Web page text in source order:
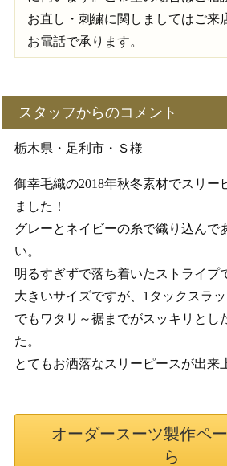
お直し・刺繍に関しましてはご来
お電話で承ります。
スタッフからのコメント
栃木県・足利市・Ｓ様
御幸毛織の2018年秋冬素材でスリー
ました！
グレーとネイビーの糸で織り込んで
い。
明るすぎずで落ち着いたストライプ
大きいサイズですが、1タックスラ
でもワタリ～裾までがスッキリとし
た。
とてもお洒落なスリーピースが出来
オーダースーツ製作ペ
ら